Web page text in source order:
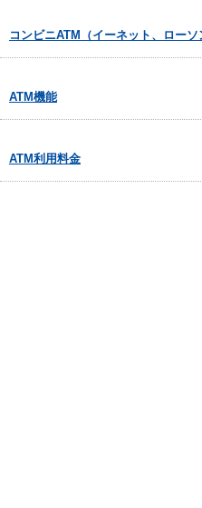
コンビニATM（イーネット、ローソ
ATM機能
ATM利用料金